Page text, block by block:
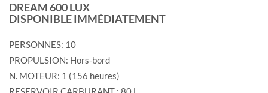
DREAM 600 LUX
DISPONIBLE IMMÉDIATEMENT
PERSONNES: 10
PROPULSION: Hors-bord
N. MOTEUR: 1 (156 heures)